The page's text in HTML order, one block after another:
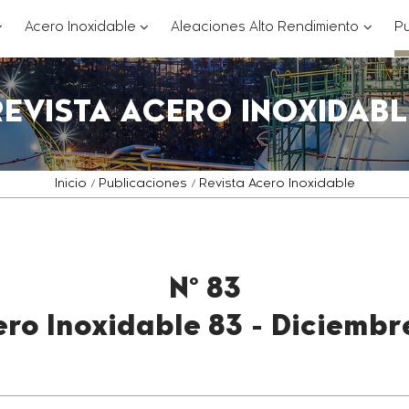
Acero Inoxidable???
Aleaciones Alto Rendimiento ???
ACERO
Inicio Publicaciones Revista Acero Inoxidable
Nº 83
Inoxidable 83 -